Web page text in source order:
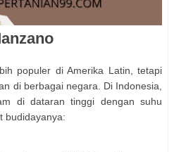
populer di Amerika Latin, tetapi
di berbagai negara. Di Indonesia,
di dataran tinggi dengan suhu
budidayanya: